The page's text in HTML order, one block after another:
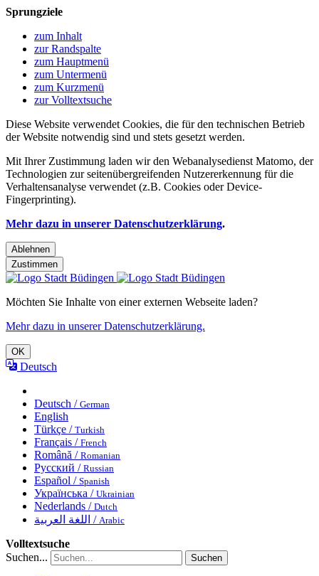
Sprungziele
zum Inhalt
zur Randspalte
zum Hauptmenü
zum Untermenü
zum Kurzmenü
zur Volltextsuche
Diese Website verwendet Cookies, die für den technischen Betrieb
der Website notwendig sind und stets gesetzt werden.
Mit Ihrer Zustimmung laden wir den Webanalysedienst Matomo, der
Technologien zur seitenübergreifenden Nutzererkennung für die
Verhaltensanalyse verwendet (z.B. Cookies oder Device-
Fingerprinting).
Mehr dazu in unserer Datenschutzerklärung.
Ablehnen
Zustimmen
Möchten Sie Inhalte von einer externen Webseite laden?
Mehr dazu in unserer Datenschutzerklärung.
OK
Deutsch
Deutsch / German
English
Türkçe / Turkish
Français / French
Română / Romanian
Русский / Russian
Español / Spanish
Українська / Ukrainian
Nederlands / Dutch
اللغة العربية / Arabic
Volltextsuche
Suchen...
Suchen